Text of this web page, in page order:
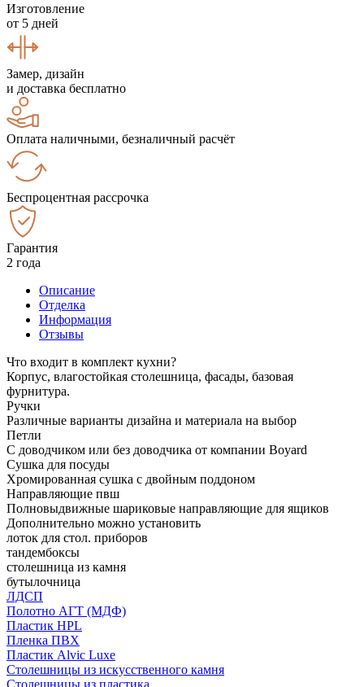
Изготовление
от 5 дней
Замер, дизайн
и доставка бесплатно
Оплата наличными, безналичный расчёт
Беспроцентная рассрочка
Гарантия
2 года
Описание
Отделка
Информация
Отзывы
Что входит в комплект кухни?
Корпус, влагостойкая столешница, фасады, базовая
фурнитура.
Ручки
Различные варианты дизайна и материала на выбор
Петли
С доводчиком или без доводчика от компании Boyard
Сушка для посуды
Хромированная сушка с двойным поддоном
Направляющие пвш
Полновыдвижные шариковые направляющие для ящиков
Дополнительно можно установить
лоток для стол. приборов
тандембоксы
столешница из камня
бутылочница
ЛДСП
Полотно АГТ (МДФ)
Пластик HPL
Пленка ПВХ
Пластик Alvic Luxe
Столешницы из искусственного камня
Столешницы из пластика